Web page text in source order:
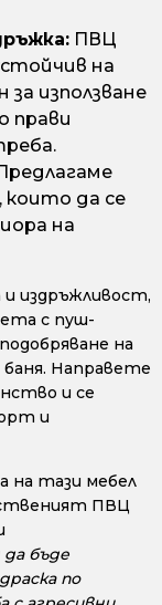
ПВЦ
на
за използване
прави
които да се
на
издръжливост,
с пуш-
на
Направете
и се
и
на тази мебел
ПВЦ
бъде
по